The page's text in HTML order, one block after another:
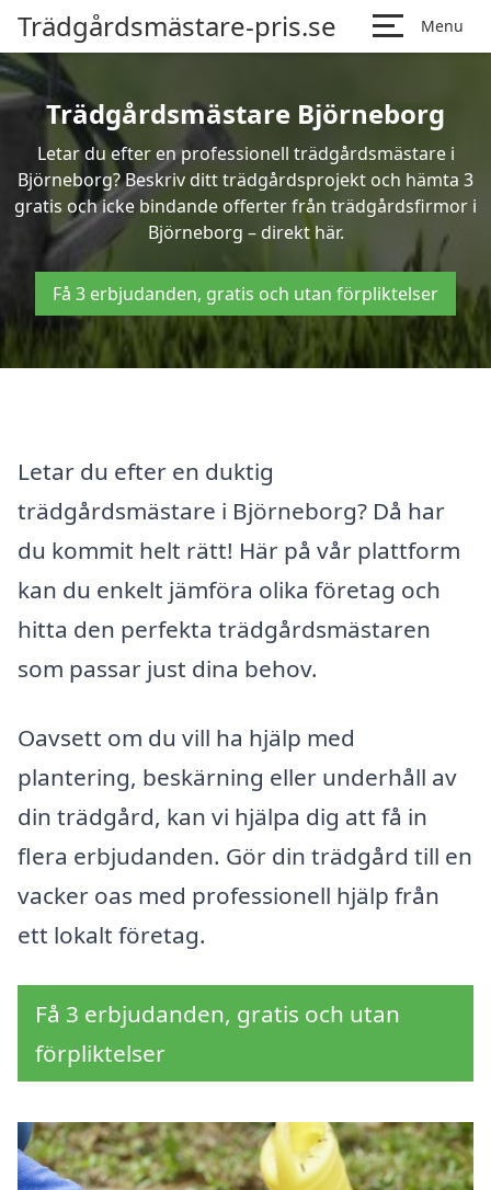
Trädgårdsmästare-pris.se Menu
Trädgårdsmästare Björneborg
Letar du efter en professionell trädgårdsmästare i
Björneborg? Beskriv ditt trädgårdsprojekt och hämta 3
gratis och icke bindande offerter från trädgårdsfirmor i
Björneborg – direkt här.
Få 3 erbjudanden, gratis och utan förpliktelser
Letar du efter en duktig
trädgårdsmästare i Björneborg? Då har
du kommit helt rätt! Här på vår plattform
kan du enkelt jämföra olika företag och
hitta den perfekta trädgårdsmästaren
som passar just dina behov.
Oavsett om du vill ha hjälp med
plantering, beskärning eller underhåll av
din trädgård, kan vi hjälpa dig att få in
flera erbjudanden. Gör din trädgård till en
vacker oas med professionell hjälp från
ett lokalt företag.
Få 3 erbjudanden, gratis och utan
förpliktelser